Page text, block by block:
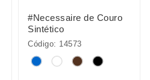
#Necessaire de Couro
Sintético
Código: 14573